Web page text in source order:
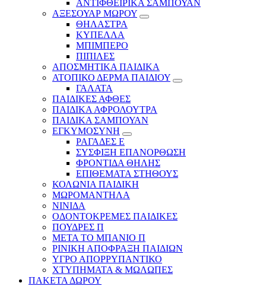
ΑΝΤΙΦΘΕΙΡΙΚΑ ΣΑΜΠΟΥΑΝ
ΑΞΕΣΟΥΑΡ ΜΩΡΟΥ
ΘΗΛΑΣΤΡΑ
ΚΥΠΕΛΛΑ
ΜΠΙΜΠΕΡΟ
ΠΙΠΙΛΕΣ
ΑΠΟΣΜΗΤΙΚΑ ΠΑΙΔΙΚΑ
ΑΤΟΠΙΚΟ ΔΕΡΜΑ ΠΑΙΔΙΟΥ
ΓΑΛΑΤΑ
ΠΑΙΔΙΚΕΣ ΑΦΘΕΣ
ΠΑΙΔΙΚΑ ΑΦΡΟΛΟΥΤΡΑ
ΠΑΙΔΙΚΑ ΣΑΜΠΟΥΑΝ
ΕΓΚΥΜΟΣΥΝΗ
ΡΑΓΑΔΕΣ Ε
ΣΥΣΦΙΞΗ ΕΠΑΝΟΡΘΩΣΗ
ΦΡΟΝΤΙΔΑ ΘΗΛΗΣ
ΕΠΙΘΕΜΑΤΑ ΣΤΗΘΟΥΣ
ΚΟΛΩΝΙΑ ΠΑΙΔΙΚΗ
ΜΩΡΟΜΑΝΤΗΛΑ
ΝΙΝΙΔΑ
ΟΔΟΝΤΟΚΡΕΜΕΣ ΠΑΙΔΙΚΕΣ
ΠΟΥΔΡΕΣ Π
ΜΕΤΑ ΤΟ ΜΠΑΝΙΟ Π
ΡΙΝΙΚΗ ΑΠΟΦΡΑΞΗ ΠΑΙΔΙΩΝ
ΥΓΡΟ ΑΠΟΡΡΥΠΑΝΤΙΚΟ
ΧΤΥΠΗΜΑΤΑ & ΜΩΛΩΠΕΣ
ΠΑΚΕΤΑ ΔΩΡΟΥ